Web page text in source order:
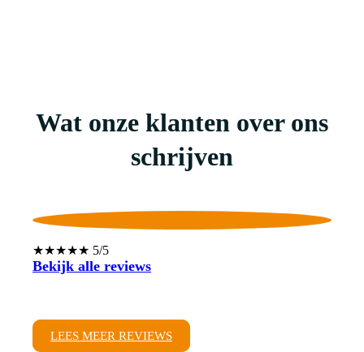
Wat onze klanten over ons
schrijven
★★★★★ 5/5
Bekijk alle reviews
LEES MEER REVIEWS